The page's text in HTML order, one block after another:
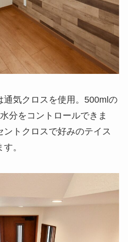
通気クロスを使用。500mlの
分をコントロールできま
トクロスで好みのテイス
。